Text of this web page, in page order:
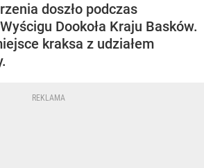
doszło podczas
Dookoła Kraju Basków.
kraksa z udziałem